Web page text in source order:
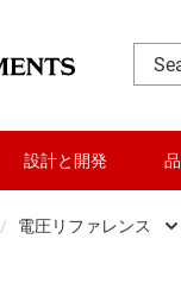
設計と開発
/ 電圧リファレンス